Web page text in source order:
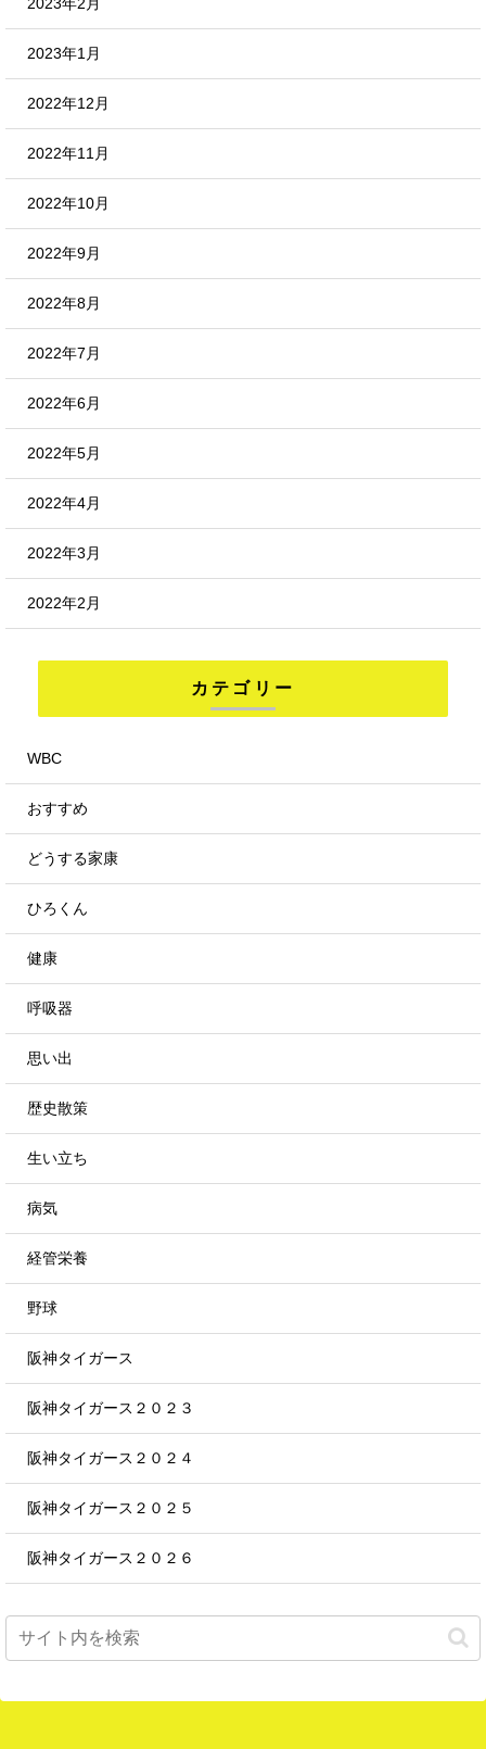
2023年2月
2023年1月
2022年12月
2022年11月
2022年10月
2022年9月
2022年8月
2022年7月
2022年6月
2022年5月
2022年4月
2022年3月
2022年2月
カテゴリー
WBC
おすすめ
どうする家康
ひろくん
健康
呼吸器
思い出
歴史散策
生い立ち
病気
経管栄養
野球
阪神タイガース
阪神タイガース２０２３
阪神タイガース２０２４
阪神タイガース２０２５
阪神タイガース２０２６